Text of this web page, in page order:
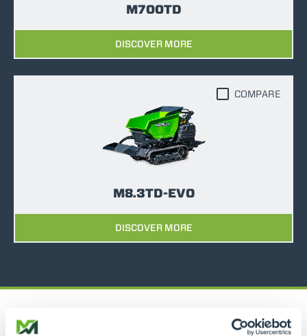
M700TD
DISCOVER MORE
M8.3TD-EVO
DISCOVER MORE
COMPARE